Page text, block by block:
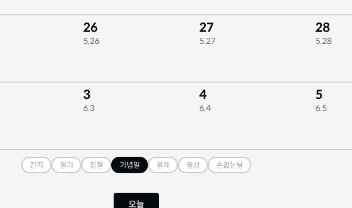
26
5.26
27
5.27
28
5.28
3
6.3
4
6.4
5
6.5
간지 절기 잡절 기념일 물때 월상 손없는날
오늘